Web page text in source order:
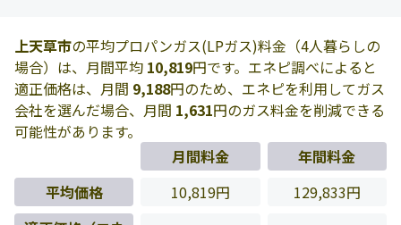
上天草市の平均プロパンガス(LPガス)料金（4人暮らしの
場合）は、月間平均 10,819円です。エネピ調べによると
適正価格は、月間 9,188円のため、エネピを利用してガス
会社を選んだ場合、月間 1,631円のガス料金を削減できる
可能性があります。
月間料金
年間料金
平均価格
10,819円
129,833円